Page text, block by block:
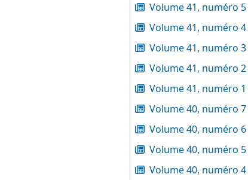
Volume 41, numéro 5
Volume 41, numéro 4
Volume 41, numéro 3
Volume 41, numéro 2
Volume 41, numéro 1
Volume 40, numéro 7
Volume 40, numéro 6
Volume 40, numéro 5
Volume 40, numéro 4